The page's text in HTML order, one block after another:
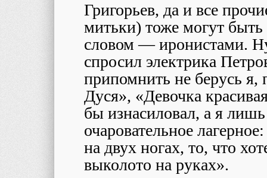
Григорьев, да и все
митьки) тоже могут
словом — иронистами.
спросил электрика
припомнить не берусь
Дуся», «Девочка
бы изнасиловал, а я
очаровательное
на двух ногах, то, что
выколото на руках».